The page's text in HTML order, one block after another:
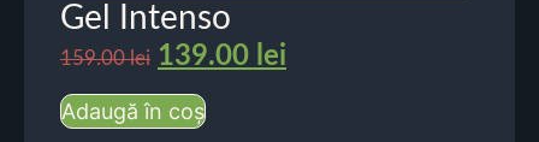
Gel Intenso
159.00lei 139.00 lei
Adaugă în coș